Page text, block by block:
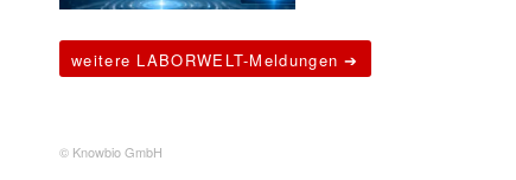
weitere LABORWELT-Meldungen ➔
© Knowbio GmbH